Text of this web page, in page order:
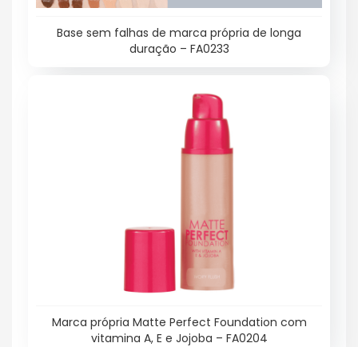
Base sem falhas de marca própria de longa
duração – FA0233
Marca própria Matte Perfect Foundation com
vitamina A, E e Jojoba – FA0204